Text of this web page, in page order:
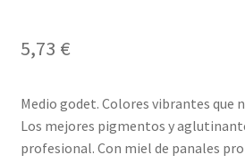
5,73 €
Medio godet. Colores vibrantes que
Los mejores pigmentos y
profesional. Con miel de panales